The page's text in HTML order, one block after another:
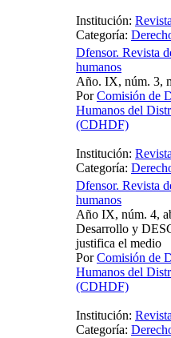
Institución:
Categoría:
Dfensor. Revista
humanos
Año. IX, núm. 3,
PorComisión de
Humanos del
(CDHDF)
Institución:
Categoría:
Dfensor. Revista
humanos
Año IX, núm. 4,
Desarrollo y
justifica el medio
PorComisión de
Humanos del
(CDHDF)
Institución:
Categoría: